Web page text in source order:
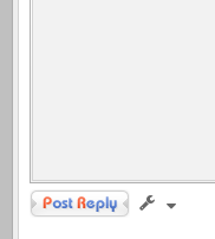
Responder